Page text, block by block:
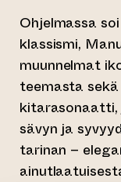
Ohjelmassa
klassismi,
muunnelmat
teemasta
kitarasonaatti,
sävyn ja
tarinan –